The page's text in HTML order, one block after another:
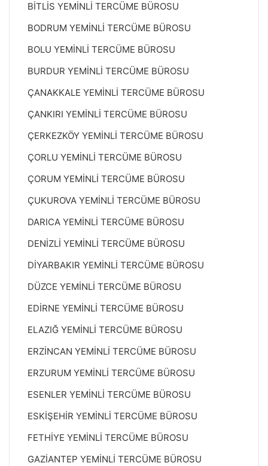
BİTLİS YEMİNLİ TERCÜME BÜROSU
BODRUM YEMİNLİ TERCÜME BÜROSU
BOLU YEMİNLİ TERCÜME BÜROSU
BURDUR YEMİNLİ TERCÜME BÜROSU
ÇANAKKALE YEMİNLİ TERCÜME BÜROSU
ÇANKIRI YEMİNLİ TERCÜME BÜROSU
ÇERKEZKÖY YEMİNLİ TERCÜME BÜROSU
ÇORLU YEMİNLİ TERCÜME BÜROSU
ÇORUM YEMİNLİ TERCÜME BÜROSU
ÇUKUROVA YEMİNLİ TERCÜME BÜROSU
DARICA YEMİNLİ TERCÜME BÜROSU
DENİZLİ YEMİNLİ TERCÜME BÜROSU
DİYARBAKIR YEMİNLİ TERCÜME BÜROSU
DÜZCE YEMİNLİ TERCÜME BÜROSU
EDİRNE YEMİNLİ TERCÜME BÜROSU
ELAZIĞ YEMİNLİ TERCÜME BÜROSU
ERZİNCAN YEMİNLİ TERCÜME BÜROSU
ERZURUM YEMİNLİ TERCÜME BÜROSU
ESENLER YEMİNLİ TERCÜME BÜROSU
ESKİŞEHİR YEMİNLİ TERCÜME BÜROSU
FETHİYE YEMİNLİ TERCÜME BÜROSU
GAZİANTEP YEMİNLİ TERCÜME BÜROSU